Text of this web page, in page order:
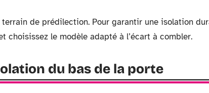
de prédilection. Pour garantir une isolation
choisissez le modèle adapté à l’écart à combler.
du bas de la porte